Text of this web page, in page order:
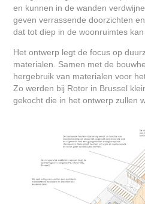
en kunnen in de wanden
geven verrassende doorzichten
dat tot diep in de woonruimtes kan
Het ontwerp legt de focus op
materialen. Samen met de
hergebruik van materialen voor
Zo werden bij Rotor in Brussel
gekocht die in het ontwerp zullen